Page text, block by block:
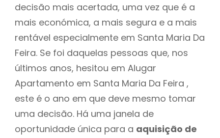
decisão mais acertada, uma vez que é a
mais económica, a mais segura e a mais
rentável especialmente em Santa Maria Da
Feira. Se foi daquelas pessoas que, nos
últimos anos, hesitou em Alugar
Apartamento em Santa Maria Da Feira ,
este é o ano em que deve mesmo tomar
uma decisão. Há uma janela de
oportunidade única para a aquisição de